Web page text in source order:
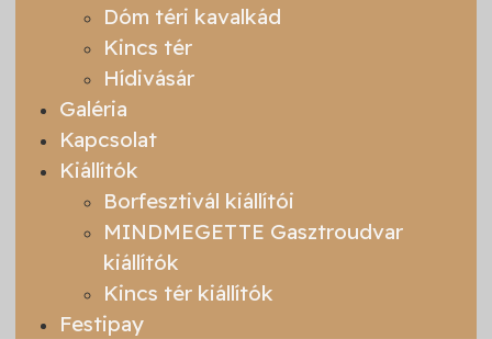
Dóm téri kavalkád
Kincs tér
Hídivásár
Galéria
Kapcsolat
Kiállítók
Borfesztivál kiállítói
MINDMEGETTE Gasztroudvar
kiállítók
Kincs tér kiállítók
Festipay